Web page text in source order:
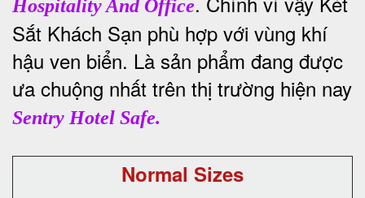
Hospitality And Office
Sắt Khách Sạn phù hợp với vùng khí
hậu ven biển. Là sản phẩm đang được
ưa chuộng nhất trên thị trường hiện nay
Sentry Hotel Safe.
Normal Sizes